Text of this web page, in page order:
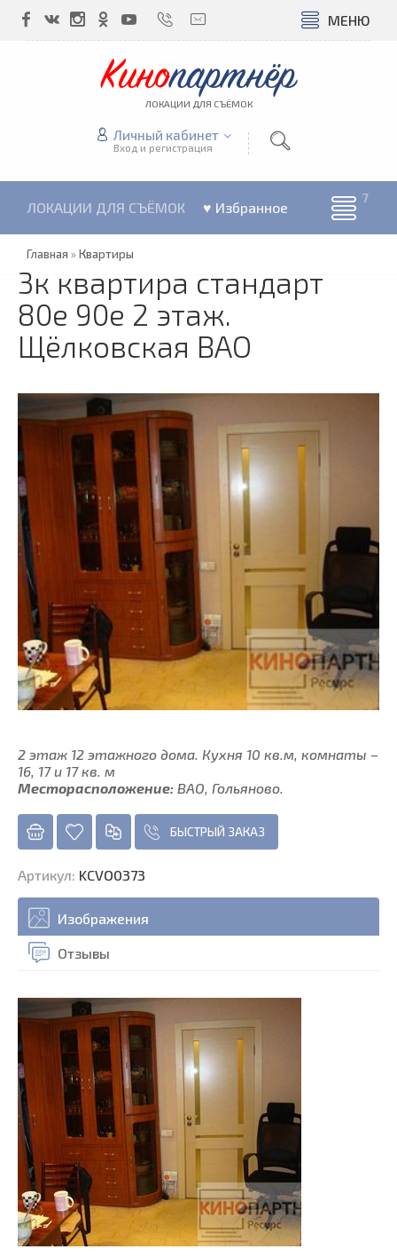
МЕНЮ
Кинопартнёр
ЛОКАЦИИ ДЛЯ СЪЁМОК
Личный кабинет
Вход и регистрация
ЛОКАЦИИ ДЛЯ СЪЁМОК ♥ Избранное
Главная »Квартиры
3к квартира стандарт
80е 90е 2 этаж.
Щёлковская ВАО
2 этаж 12 этажного дома. Кухня 10 кв.м, комнаты –
16, 17 и 17 кв. м
Месторасположение: ВАО, Гольяново.
БЫСТРЫЙ ЗАКАЗ
Артикул: KCVO0373
Изображения
Отзывы